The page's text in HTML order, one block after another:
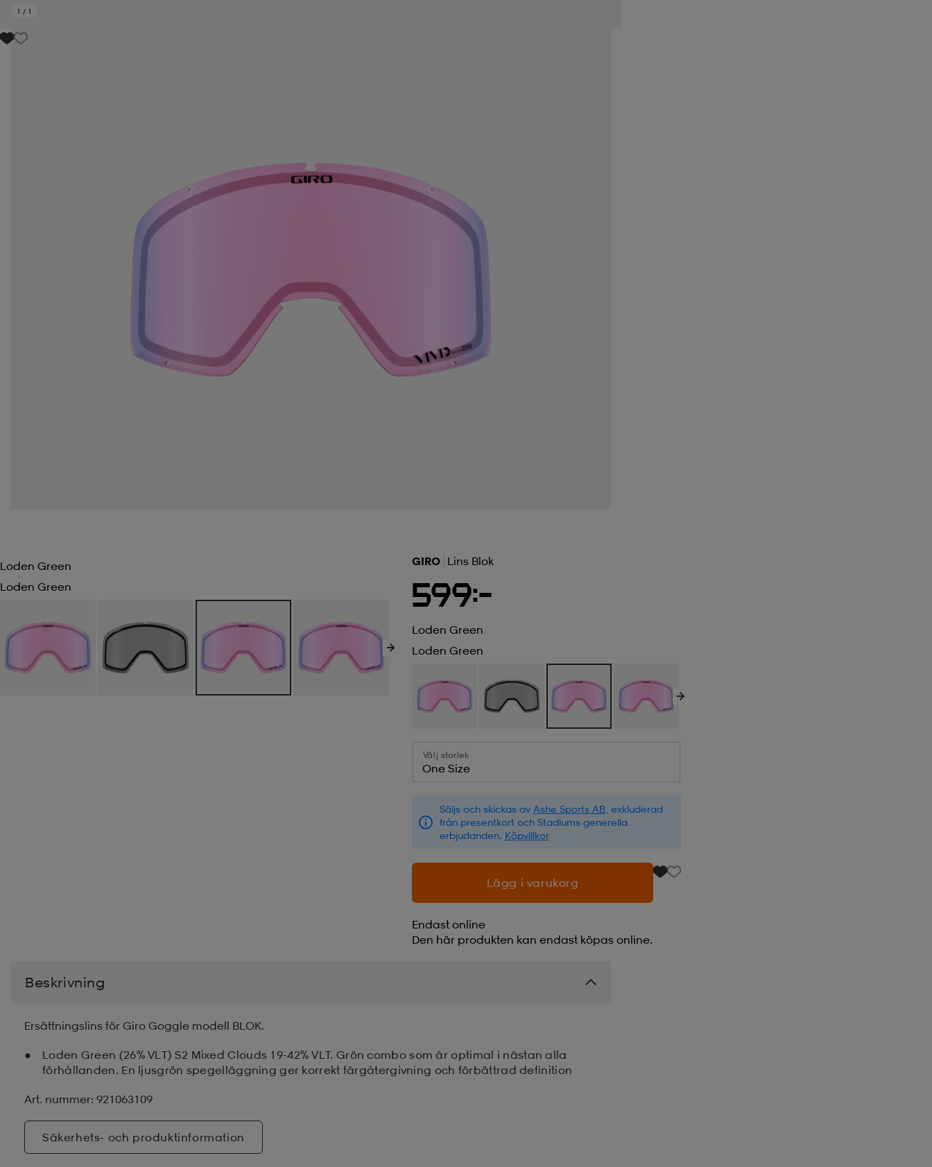
1 / 1
Loden Green
Loden Green GIRO Lins Blok
599:-
Loden Green
Loden Green
Välj storlek
One Size
Säljs och skickas av Ashe Sports AB, exkluderad
från presentkort och Stadiums generella
erbjudanden. Köpvillkor
Lägg i varukorg
Endast online
Den här produkten kan endast köpas online.
Beskrivning
Ersättningslins för Giro Goggle modell BLOK.
Loden Green (26% VLT) S2 Mixed Clouds 19-42% VLT. Grön combo som är optimal i nästan alla
förhållanden. En ljusgrön spegelläggning ger korrekt färgåtergivning och förbättrad definition
Art. nummer: 921063109
Säkerhets- och produktinformation